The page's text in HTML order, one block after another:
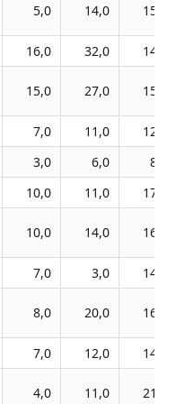
5,0 14,0 15,0
16,0 32,0
14,0
15,0 27,0 15,0
7,0 11,0
12,0
3,0 6,0
8,0
10,0 11,0
17,0
10,0 14,0 16,0
7,0 3,0
14,0
8,0 20,0 16,0
7,0 12,0
14,0
4,0 11,0 21,0